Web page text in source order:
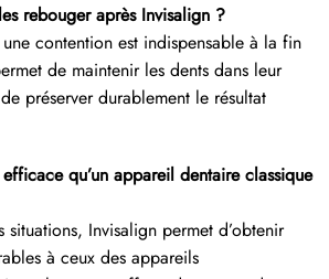
rebouger après Invisalign ?
contention est indispensable à la fin
de maintenir les dents dans leur
préserver durablement le résultat
qu’un appareil dentaire classique
situations, Invisalign permet d’obtenir
à ceux des appareils